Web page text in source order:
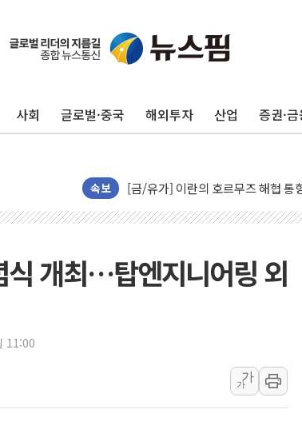
사회 글로벌·중국 해외투자 산업 증권·
속보
트럼프, '원정출산 시민권 차단' 행
트럼프 "이란전 조만간 끝날 것"…
세금 부담 커진 고가 1주택자…맞
현대리바트, 원가 개선으로 실적
뉴욕증시, 유가·금리 부담에 하락
이란, 오만과 호르무즈 해협 재개
李대통령, 오늘 부동산 정책 점검
[오늘의 정치일정] 8월 7일(금)
[오늘의 국회일정] 상임위·세미나
이란, 美·이스라엘 선박 호르무
유럽증시, 견조한 실적 소화하며
리투아니아 국방 "러, 우크라 드
구광모, 내주 실리콘밸리서 젠슨
뉴욕증시 개장 전 특징주...모더
개최…탑엔지니어링 외
11:00
가
가